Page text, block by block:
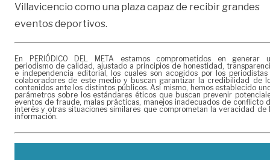
Villavicencio como una plaza capaz de recibir grandes
eventos deportivos.
En PERIÓDICO DEL META estamos comprometidos en generar
periodismo de calidad, ajustado a principios de honestidad,
e independencia editorial, los cuales son acogidos por los periodistas
colaboradores de este medio y buscan garantizar la credibilidad de
contenidos ante los distintos públicos. Así mismo, hemos establecido
parámetros sobre los estándares éticos que buscan prevenir
eventos de fraude, malas prácticas, manejos inadecuados de conflicto
interés y otras situaciones similares que comprometan la veracidad de
información.